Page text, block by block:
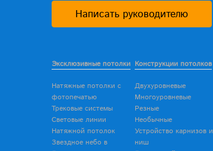
Написать руководителю
Эксклюзивные потолки
Натяжные потолки с
фотопечатью
Трековые системы
Световые линии
Натяжной потолок
Звездное небо в
Конструкции потолков
Двухуровневые
Многоуровневые
Резные
Необычные
Устройство карнизов и
ниш